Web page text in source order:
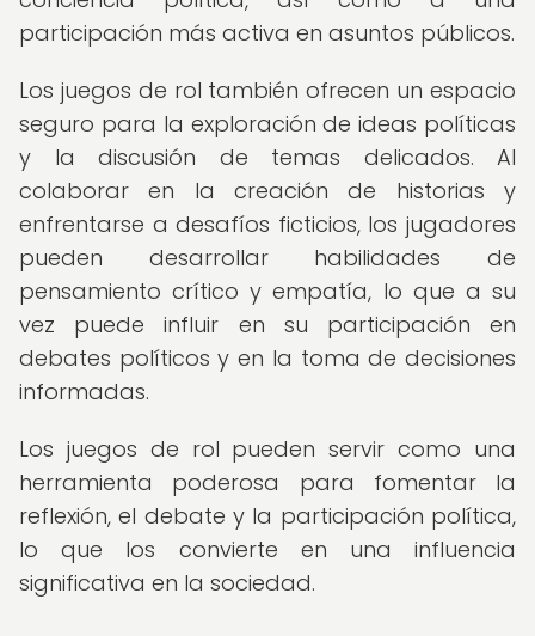
participación más activa en asuntos públicos.
Los juegos de rol también ofrecen un espacio
seguro para la exploración de ideas políticas
y la discusión de temas delicados. Al
colaborar en la creación de historias y
enfrentarse a desafíos ficticios, los jugadores
pueden desarrollar habilidades de
pensamiento crítico y empatía, lo que a su
vez puede influir en su participación en
debates políticos y en la toma de decisiones
informadas.
Los juegos de rol pueden servir como una
herramienta poderosa para fomentar la
reflexión, el debate y la participación política,
lo que los convierte en una influencia
significativa en la sociedad.